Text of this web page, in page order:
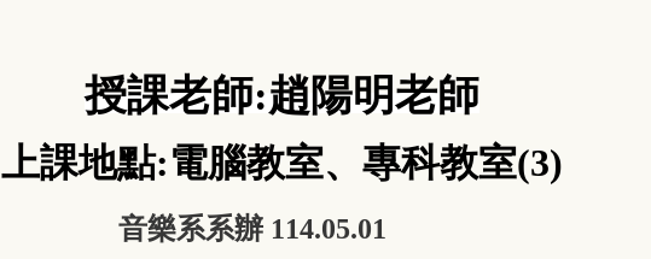
授課老師:趙陽明老師
上課地點:電腦教室、專科教室(3)
音樂系系辦 114.05.01